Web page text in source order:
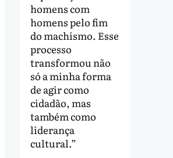
homens com
homens pelo fim
do machismo. Esse
processo
transformou não
só a minha forma
de agir como
cidadão, mas
também como
liderança
cultural.”